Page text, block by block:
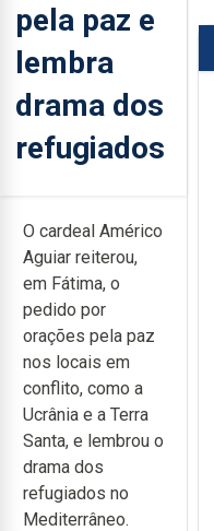
pela paz e
lembra
drama dos
refugiados
O cardeal Américo
Aguiar reiterou,
em Fátima, o
pedido por
orações pela paz
nos locais em
conflito, como a
Ucrânia e a Terra
Santa, e lembrou o
drama dos
refugiados no
Mediterrâneo.